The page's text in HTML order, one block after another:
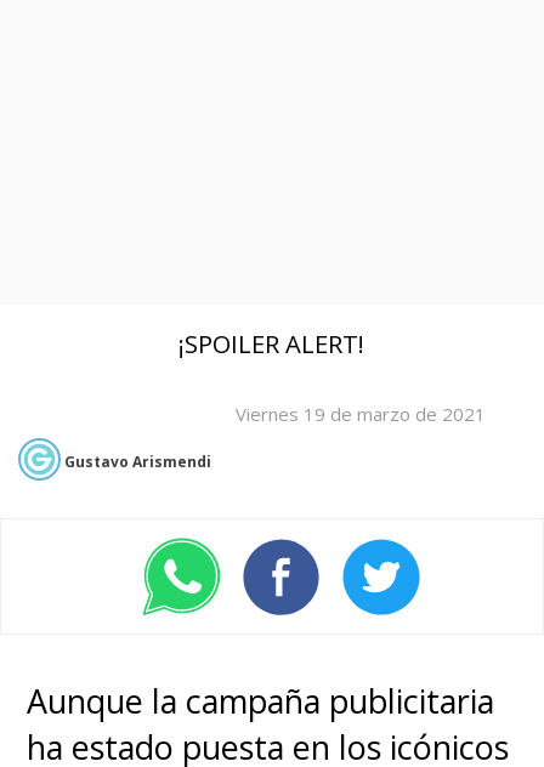
¡SPOILER ALERT!
Viernes 19 de marzo de 2021
Gustavo Arismendi
Aunque la campaña publicitaria
ha estado puesta en los icónicos